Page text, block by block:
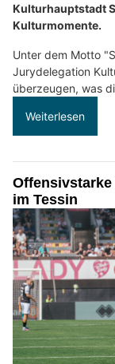
Kulturhauptstadt
Kulturmomente.
Unter dem Motto
Jurydelegation
überzeugen, was
Weiterlesen
im Tessin